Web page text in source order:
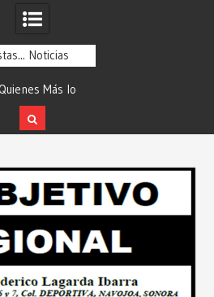
Noticias
Más lo
“El
ATTITUDE de